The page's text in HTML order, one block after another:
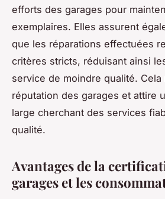
efforts des garages pour
exemplaires. Elles assurent
que les réparations effectuées
critères stricts, réduisant ainsi
service de moindre qualité. Cela
réputation des garages et attire
large cherchant des services
qualité.
Avantages de la
garages et les